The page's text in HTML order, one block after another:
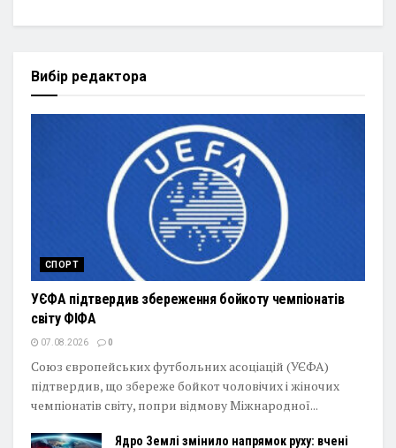
Вибір редактора
СПОРТ
УЄФА підтвердив збереження бойкоту чемпіонатів
світу ФІФА
07.08.2026 0
Союз європейських футбольних асоціацій (УЄФА)
підтвердив, що збереже бойкот чоловічих і жіночих
чемпіонатів світу, попри відмову Міжнародної...
Ядро Землі змінило напрямок руху: вчені